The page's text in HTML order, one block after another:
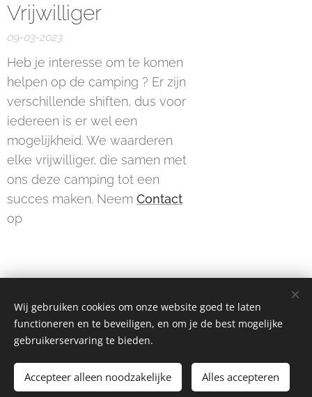
Vrijwilliger
09-03-2023
Heb je interesse om te komen
helpen op de camping ? Er zijn
verschillende shiften, dus voor
iedereen is er wel een
mogelijkheid. We waarderen
elke vrijwilliger, die samen met
ons deze camping tot een
succes maken. Neem Contact
op
© 202 De Wissel Alle rechten voorbehouden
Deze website is ontwikkeld in samenwerking met Growth4all :
www.growth4all.eu
Cookies
Wij gebruiken cookies om onze website goed te laten
functioneren en te beveiligen, en om je de best mogelijke
gebruikerservaring te bieden.
Accepteer alleen noodzakelijke Alles accepteren